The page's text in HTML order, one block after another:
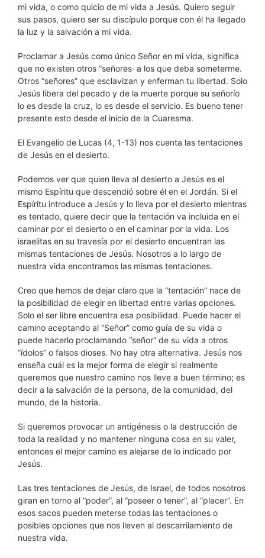
mi vida, o como quicio de mi vida a Jesús. Quiero seguir
sus pasos, quiero ser su discípulo porque con él ha llegado
la luz y la salvación a mi vida.
Proclamar a Jesús como único Señor en mi vida, significa
que no existen otros “señores· a los que deba someterme.
Otros “señores” que esclavizan y enferman tu libertad. Solo
Jesús libera del pecado y de la muerte porque su señorío
lo es desde la cruz, lo es desde el servicio. Es bueno tener
presente esto desde el inicio de la Cuaresma.
El Evangelio de Lucas (4, 1-13) nos cuenta las tentaciones
de Jesús en el desierto.
Podemos ver que quien lleva al desierto a Jesús es el
mismo Espíritu que descendió sobre él en el Jordán. Si el
Espíritu introduce a Jesús y lo lleva por el desierto mientras
es tentado, quiere decir que la tentación va incluida en el
caminar por el desierto o en el caminar por la vida. Los
israelitas en su travesía por el desierto encuentran las
mismas tentaciones de Jesús. Nosotros a lo largo de
nuestra vida encontramos las mismas tentaciones.
Creo que hemos de dejar claro que la “tentación” nace de
la posibilidad de elegir en libertad entre varias opciones.
Solo el ser libre encuentra esa posibilidad. Puede hacer el
camino aceptando al “Señor” como guía de su vida o
puede hacerlo proclamando “señor” de su vida a otros
“ídolos” o falsos dioses. No hay otra alternativa. Jesús nos
enseña cuál es la mejor forma de elegir si realmente
queremos que nuestro camino nos lleve a buen término; es
decir a la salvación de la persona, de la comunidad, del
mundo, de la historia.
Si queremos provocar un antigénesis o la destrucción de
toda la realidad y no mantener ninguna cosa en su valer,
entonces el mejor camino es alejarse de lo indicado por
Jesús.
Las tres tentaciones de Jesús, de Israel, de todos nosotros
giran en torno al “poder”, al “poseer o tener”, al “placer”. En
esos sacos pueden meterse todas las tentaciones o
posibles opciones que nos lleven al descarrilamiento de
nuestra vida.